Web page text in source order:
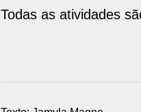
Todas as atividades